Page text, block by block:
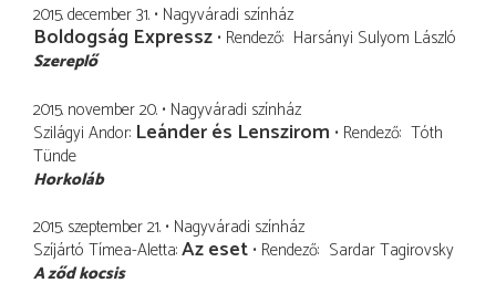
2015. december 31. Nagyváradi színház
Boldogság Expressz Rendező Harsányi Sulyom László
Szereplő
2015. november 20. Nagyváradi színház
Szilágyi Andor Leánder és Lenszirom Rendező Tóth
Tünde
Horkoláb
2015. szeptember 21. Nagyváradi színház
Szíjártó Tímea-Aletta Az eset Rendező Sardar Tagirovsky
A ződ kocsis